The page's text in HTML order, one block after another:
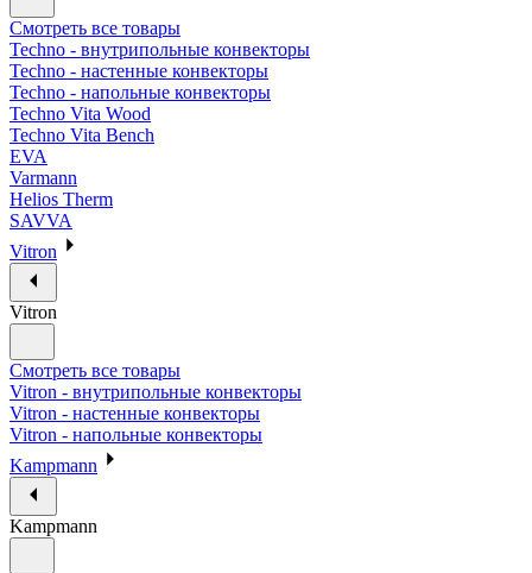
Смотреть все товары
Techno - внутрипольные конвекторы
Techno - настенные конвекторы
Techno - напольные конвекторы
Techno Vita Wood
Techno Vita Bench
EVA
Varmann
Helios Therm
SAVVA
Vitron
Vitron
Смотреть все товары
Vitron - внутрипольные конвекторы
Vitron - настенные конвекторы
Vitron - напольные конвекторы
Kampmann
Kampmann